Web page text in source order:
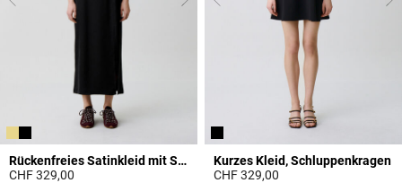
Rückenfreies Satinkleid mit Spitze
CHF 329,00
Kurzes Kleid, Schluppenkragen
CHF 329,00